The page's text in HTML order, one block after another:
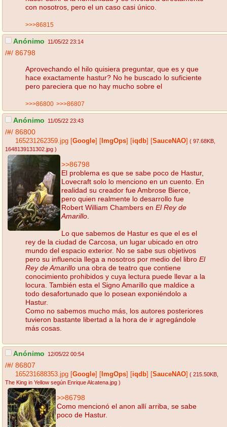
con nosotros, pero el un caso casi único.
>>>86815
Anónimo 11/05/22 23:14
/#/ 86798
Aprovechando el hilo quisiera preguntar, que es y que
hace exactamente hastur? No he buscado lo suficiente
pero pareciera que no hay mucho sobre el
>>>86800 >>>86807
Anónimo 11/05/22 23:43
/#/ 86800
165231262359.jpg Google ImgOps iqdb SauceNAO ( 97.68KB
1648139131302.jpg )
>>86798
El problema es que se sabe poco de Hastur,
Lovecraft solo lo menciono en un cuento. En
realidad su creador fue Ambrose Bierce,
pero quien realmente lo desarrollo fue
Robert William Chambers en El Rey de
Amarillo
Lo que sabemos de Hastur es que el es el
rey de la ciudad de Carcosa, un lugar ubicado en otro
mundo del espacio exterior. No se sabe sus objetivos
pero su influencia llega a nosotros por medio del libro El
Rey de Amarillo una obra de teatro que contiene
conocimiento prohibidos y cuya lectura puede llevar a la
locura. También esta el Signo Amarillo que maldice a
todo desafortunado que lo posean exponiéndolo a
Hastur.
Como no sabemos mucho más, los autores posteriores
tuvieron bastante libertad a la hora de ir agregándole
más cosas.
Anónimo 12/05/22 00:54
/#/ 86807
165231688353.jpg Google ImgOps iqdb SauceNAO ( 215.50KB
The King in Yellow según Enrique Alcatena.jpg )
>>86798
Como mencionó el anon allí arriba, se sabe
poco de Hastur.